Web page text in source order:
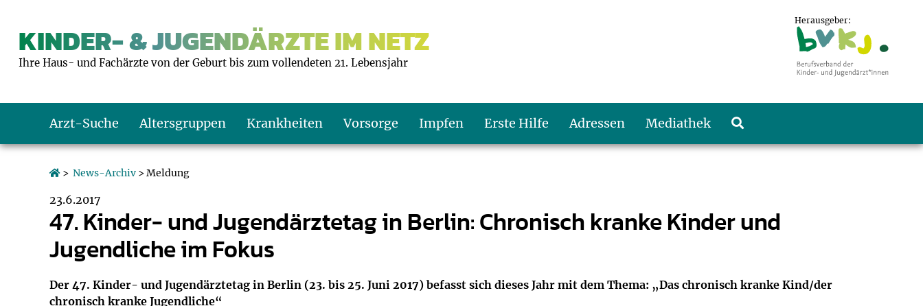
KINDER- & JUGENDÄRZTE IM NETZ
Ihre Haus- und Fachärzte von der Geburt bis zum vollendeten 21. Lebensjahr
Herausgeber:
Arzt-Suche Altersgruppen
Schulkinder
Jugendliche
Krankheiten Vorsorge
Schulkind: U10 bis U11
Teenager: J1 bis J2
Impfen
Was muss man beachten?
Impfreaktionen
Erste Hilfe
Hausapotheke
Sofortmaßnahmen
Adressen
Gesundheitsämter
Link-Tipps
Mediathek
Blutdruckrechner
Wachstum-Rechner
> News-Archiv > Meldung
23.6.2017
47. Kinder- und Jugendärztetag in Berlin: Chronisch kranke Kinder und
Jugendliche im Fokus
Der 47. Kinder- und Jugendärztetag in Berlin (23. bis 25. Juni 2017) befasst sich dieses Jahr mit dem Thema: „Das chronisch kranke Kind/der
chronisch kranke Jugendliche“